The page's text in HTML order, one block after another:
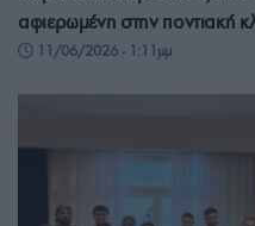
αφιερωμένη στην ποντιακή
11/06/2026 - 1:11μμ